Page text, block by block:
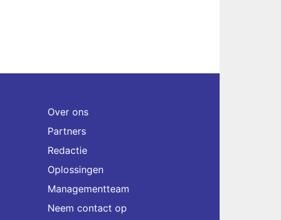
Over ons
Partners
Redactie
Oplossingen
Managementteam
Neem contact op